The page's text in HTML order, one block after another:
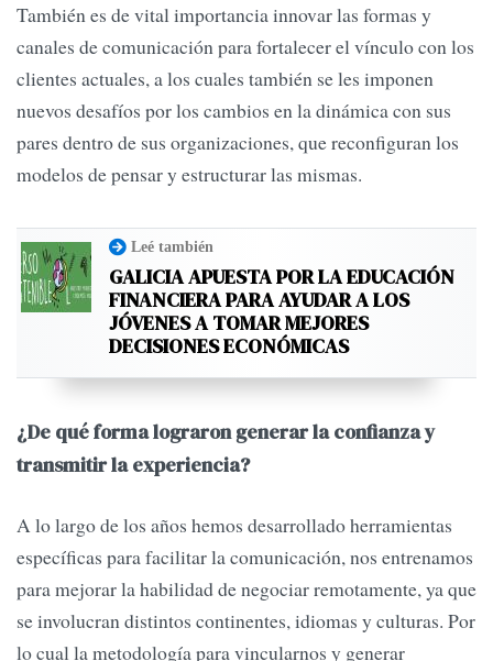
También es de vital importancia innovar las formas y
canales de comunicación para fortalecer el vínculo con los
clientes actuales, a los cuales también se les imponen
nuevos desafíos por los cambios en la dinámica con sus
pares dentro de sus organizaciones, que reconfiguran los
modelos de pensar y estructurar las mismas.
Leé también
GALICIA APUESTA POR LA EDUCACIÓN
FINANCIERA PARA AYUDAR A LOS
JÓVENES A TOMAR MEJORES
DECISIONES ECONÓMICAS
¿De qué forma lograron generar la confianza y
transmitir la experiencia?
A lo largo de los años hemos desarrollado herramientas
específicas para facilitar la comunicación, nos entrenamos
para mejorar la habilidad de negociar remotamente, ya que
se involucran distintos continentes, idiomas y culturas. Por
lo cual la metodología para vincularnos y generar